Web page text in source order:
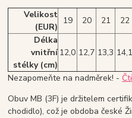
Velikost
(EUR)
19 20 21 22
Délka
vnitřní
stélky (cm)
12,0 12,7 13,3 14,1
Nezapomeňte na nadměrek! -
Obuv MB (3F) je držitelem
chodidlo), což je obdoba české